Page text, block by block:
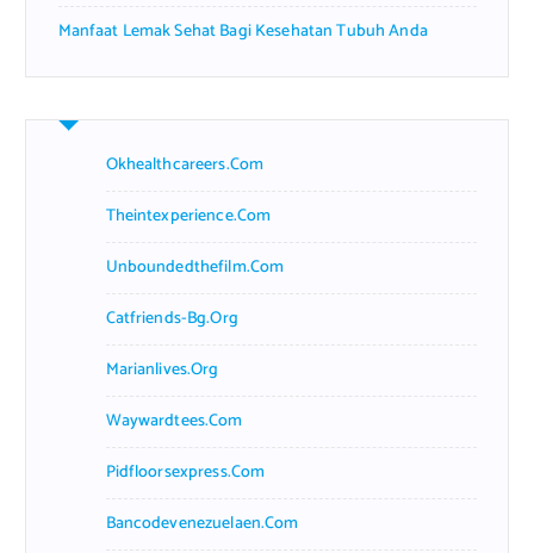
Manfaat Lemak Sehat Bagi Kesehatan Tubuh Anda
Okhealthcareers.com
Theintexperience.com
Unboundedthefilm.com
Catfriends-Bg.org
Marianlives.org
Waywardtees.com
Pidfloorsexpress.com
Bancodevenezuelaen.com